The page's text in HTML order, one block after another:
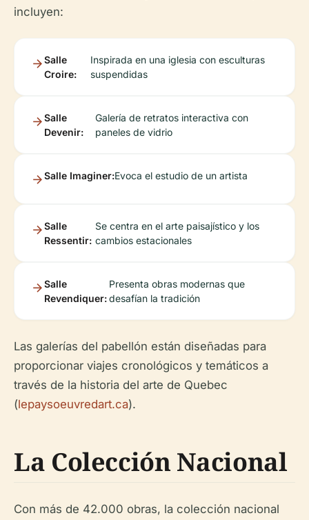
incluyen:
Salle
Croire:
Inspirada en una iglesia con esculturas
suspendidas
Salle
Devenir:
Galería de retratos interactiva con
paneles de vidrio
Salle Imaginer:Evoca el estudio de un artista
Salle
Ressentir:
Se centra en el arte paisajístico y los
cambios estacionales
Salle
Revendiquer:
Presenta obras modernas que
desafían la tradición
Las galerías del pabellón están diseñadas para
proporcionar viajes cronológicos y temáticos a
través de la historia del arte de Quebec
(lepaysoeuvredart.ca).
La Colección Nacional
Con más de 42.000 obras, la colección nacional